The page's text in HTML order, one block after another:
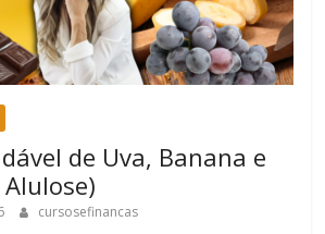
de Uva, Banana e
cursosefinancas